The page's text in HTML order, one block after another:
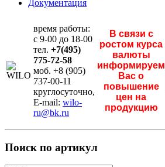
Документация
время работы:
с 9-00 до 18-00
тел. +7(495)
775-72-58
моб. +8 (905)
737-00-11
круглосуточно,
E-mail: wilo-
ru@bk.ru
В связи с
ростом курса
валюты
информируем
Вас о
повышение
цен на
продукцию
Поиск по артикул